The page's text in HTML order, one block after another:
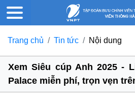
Trang chủ Tin tức Nội dung
Xem Siêu cúp Anh 2025 -
Palace miễn phí, trọn vẹn